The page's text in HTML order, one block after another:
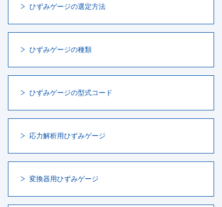
ひずみゲージの選定方法
ひずみゲージの種類
ひずみゲージの型式コード
応力解析用ひずみゲージ
変換器用ひずみゲージ